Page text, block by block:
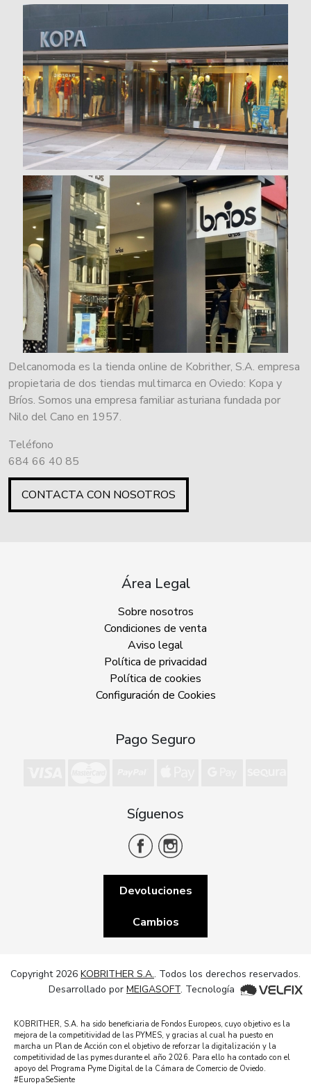
Delcanomoda es la tienda online de Kobrither, S.A. empresa
propietaria de dos tiendas multimarca en Oviedo: Kopa y
Bríos. Somos una empresa familiar asturiana fundada por
Nilo del Cano en 1957.
Teléfono
684 66 40 85
CONTACTA CON NOSOTROS
Área Legal
Sobre nosotros
Condiciones de venta
Aviso legal
Política de privacidad
Política de cookies
Configuración de Cookies
Pago Seguro
Síguenos
Devoluciones
Cambios
Copyright 2026 KOBRITHER S.A.. Todos los derechos reservados.
Desarrollado por MEIGASOFT. Tecnología
KOBRITHER, S.A. ha sido beneficiaria de Fondos Europeos, cuyo objetivo es la
mejora de la competitividad de las PYMES, y gracias al cual ha puesto en
marcha un Plan de Acción con el objetivo de reforzar la digitalización y la
competitividad de las pymes durante el año 2026. Para ello ha contado con el
apoyo del Programa Pyme Digital de la Cámara de Comercio de Oviedo.
#EuropaSeSiente